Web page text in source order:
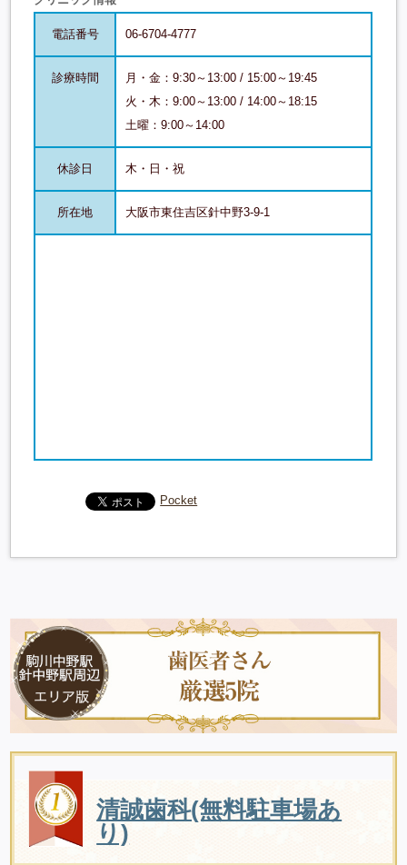
電話番号 06-6704-4777
診療時間
月・金：9:30～13:00 / 15:00～19:45
火・木：9:00～13:00 / 14:00～18:15
土曜：9:00～14:00
休診日 木・日・祝
所在地 大阪市東住吉区針中野3-9-1
Pocket
清誠歯科(無料駐車場あ
り)